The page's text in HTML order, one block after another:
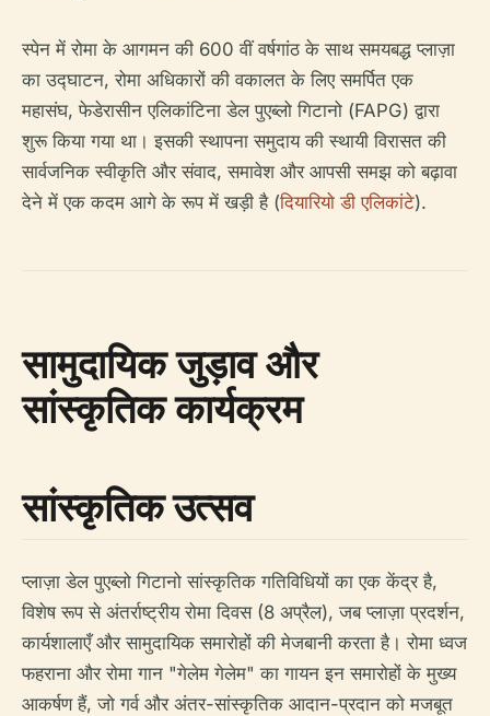
स्पेन में रोमा के आगमन की 600 वीं वर्षगांठ के साथ समयबद्ध प्लाज़ा
का उद्घाटन, रोमा अधिकारों की वकालत के लिए समर्पित एक
महासंघ, फेडेरासीन एलिकांटिना डेल पुएब्लो गिटानो (FAPG) द्वारा
शुरू किया गया था। इसकी स्थापना समुदाय की स्थायी विरासत की
सार्वजनिक स्वीकृति और संवाद, समावेश और आपसी समझ को बढ़ावा
देने में एक कदम आगे के रूप में खड़ी है (दियारियो डी एलिकांटे).
सामुदायिक जुड़ाव और
सांस्कृतिक कार्यक्रम
सांस्कृतिक उत्सव
प्लाज़ा डेल पुएब्लो गिटानो सांस्कृतिक गतिविधियों का एक केंद्र है,
विशेष रूप से अंतर्राष्ट्रीय रोमा दिवस (8 अप्रैल), जब प्लाज़ा प्रदर्शन,
कार्यशालाएँ और सामुदायिक समारोहों की मेजबानी करता है। रोमा ध्वज
फहराना और रोमा गान "गेलेम गेलेम" का गायन इन समारोहों के मुख्य
आकर्षण हैं, जो गर्व और अंतर-सांस्कृतिक आदान-प्रदान को मजबूत